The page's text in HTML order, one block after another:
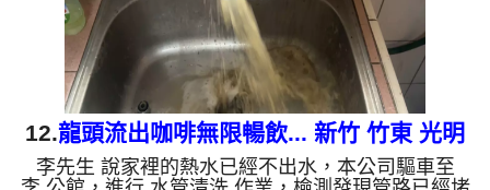
12.龍頭流出咖啡無限暢飲... 新竹 竹東 光明
路 洗水管
李先生 說家裡的熱水已經不出水，本公司驅車至